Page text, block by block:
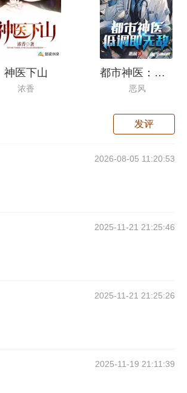
神医下山
浓香
都市神医：低调即无敌
恶风
发评
2026-08-05 11:20:53
2025-11-21 21:25:46
2025-11-21 21:25:26
2025-11-19 21:11:39